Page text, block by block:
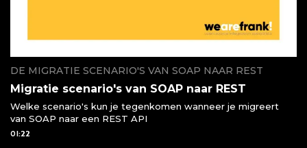
DE MIGRATIE SCENARIO'S VAN SOAP NAAR REST
Migratie scenario's van SOAP naar REST
Welke scenario's kun je tegenkomen wanneer je migreert
van SOAP naar een REST API
01:22